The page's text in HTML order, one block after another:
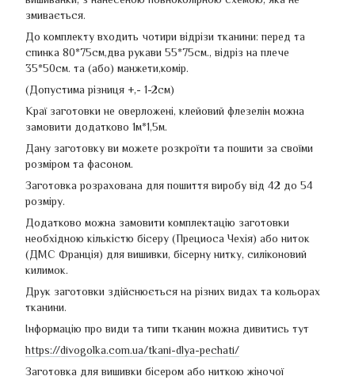
змивається.
До комплекту входить чотири відрізи тканини: перед та
спинка 80*75см,два рукави 55*75см., відріз на плече
35*50см. та (або) манжети,комір.
(Допустима різниця +,- 1-2см)
Краї заготовки не оверложені, клейовий флезелін можна
замовити додатково 1м*1,5м.
Дану заготовку ви можете розкроїти та пошити за своїми
розміром та фасоном.
Заготовка розрахована для пошиття виробу від 42 до 54
розміру.
Додатково можна замовити комплектацію заготовки
необхідною кількістю бісеру (Прециоса Чехія) або ниток
(ДМС Франція) для вишивки, бісерну нитку, силіконовий
килимок.
Друк заготовки здійснюється на різних видах та кольорах
тканини.
Інформацію про види та типи тканин можна дивитись тут
https://divogolka.com.ua/tkani-dlya-pechati/
Заготовка для вишивки бісером або ниткою жіночої